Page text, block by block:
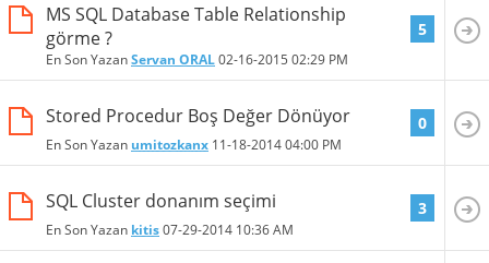
MS SQL Database Table Relationship
görme ?
En Son YazanServan ORAL02-16-2015 02:29 PM
5
Stored Procedur Boş Değer Dönüyor
En Son Yazan umitozkanx 11-18-201404:00 PM
0
SQL Cluster donanım seçimi
En Son Yazan kitis07-29-2014 10:36 AM
3